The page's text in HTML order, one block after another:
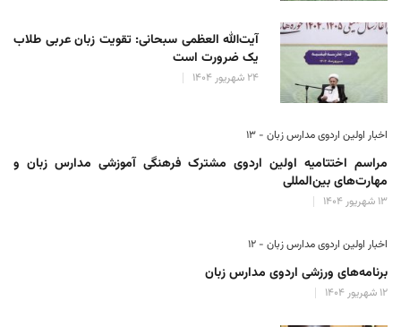
آیت‌الله العظمی سبحانی: تقویت زبان عربی طلاب
یک ضرورت است
۲۴ شهریور ۱۴۰۴
اخبار اولین اردوی مدارس زبان - ۱۳
مراسم اختتامیه اولین اردوی مشترک فرهنگی آموزشی مدارس زبان و
مهارت‌های بین‌المللی
۱۳ شهریور ۱۴۰۴
اخبار اولین اردوی مدارس زبان - ۱۲
برنامه‌های ورزشی اردوی مدارس زبان
۱۲ شهریور ۱۴۰۴